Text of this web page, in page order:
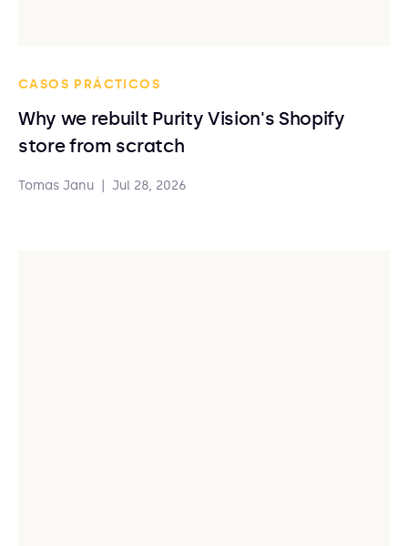
CASOS PRÁCTICOS
Why we rebuilt Purity Vision's Shopify
store from scratch
Tomas Janu Jul 28, 2026